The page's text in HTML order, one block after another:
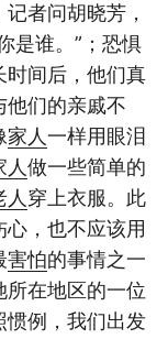
者问胡晓芳，
是谁。”；恐惧
时间后，他们真
他们的亲戚不
家人一样用眼泪
人做一些简单的
人穿上衣服。此
，也不应该用
害怕的事情之一
所在地区的一位
惯例，我们出发